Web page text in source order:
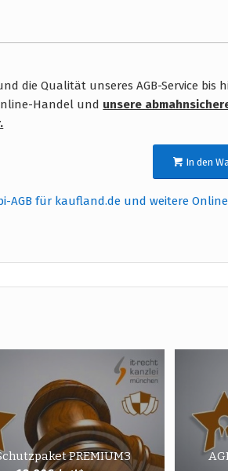
die Qualität unseres AGB-Service bis
Handel und unsere
In den
AGB für kaufland.de und weitere
PREMIUM3